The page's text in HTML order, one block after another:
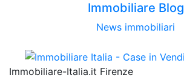
Immobiliare Blog
News immobiliari
Immobiliare-Italia.it Firenze